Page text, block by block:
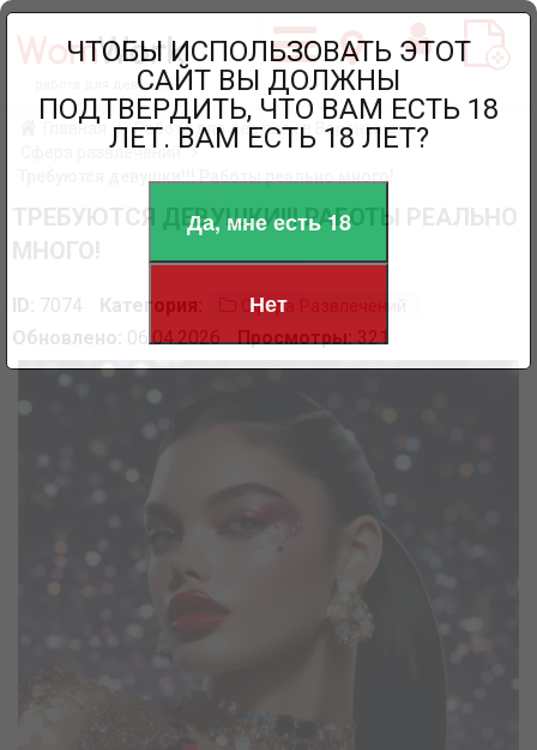
работа для девушек
Главная
Работа для девушек в Воронеже
Сфера развлечений
ТРЕБУЮТСЯ ДЕВУШКИ!!! РАБОТЫ РЕАЛЬНО
ID: 7074 Категория: Сфера Развлечений
Обновлено: 06.04.2026 Просмотры:321
ЧТОБЫ ИСПОЛЬЗОВАТЬ ЭТОТ
САЙТ ВЫ ДОЛЖНЫ
ПОДТВЕРДИТЬ, ЧТО ВАМ ЕСТЬ 18
ЛЕТ. ВАМ ЕСТЬ 18 ЛЕТ?
Да, мне есть 18
Нет